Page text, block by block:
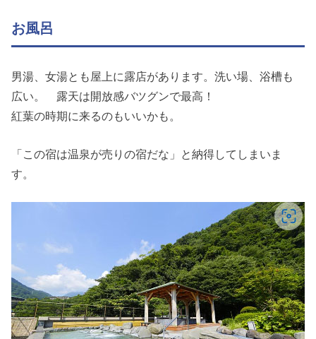
お風呂
男湯、女湯とも屋上に露店があります。洗い場、浴槽も
広い。 露天は開放感バツグンで最高！
紅葉の時期に来るのもいいかも。
「この宿は温泉が売りの宿だな」と納得してしまいま
す。